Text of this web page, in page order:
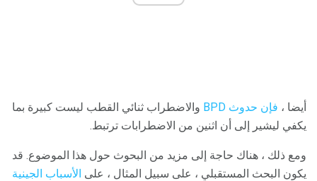
أيضا ، فإن حدوث BPD
والاضطراب ثنائي القطب ليست كبيرة بما
يكفي ليشير إلى أن اثنين من الاضطرابات ترتبط.
ومع ذلك ، هناك حاجة إلى مزيد من البحوث حول هذا الموضوع. قد
يكون البحث المستقبلي ، على سبيل المثال ، على الأسباب الجينية